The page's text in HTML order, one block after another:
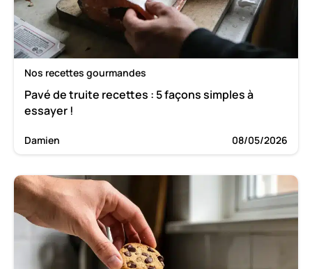
Nos recettes gourmandes
Pavé de truite recettes : 5 façons simples à
essayer !
Damien 08/05/2026